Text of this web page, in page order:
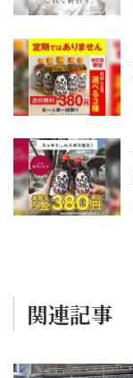
関連記事